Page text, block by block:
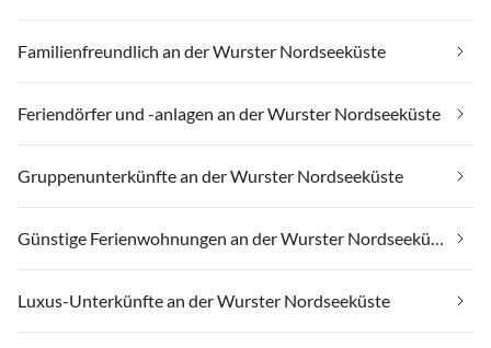
Familienfreundlich an der Wurster Nordseeküste
Feriendörfer und -anlagen an der Wurster Nordseeküste
Gruppenunterkünfte an der Wurster Nordseeküste
Günstige Ferienwohnungen an der Wurster Nordseeküste
Luxus-Unterkünfte an der Wurster Nordseeküste